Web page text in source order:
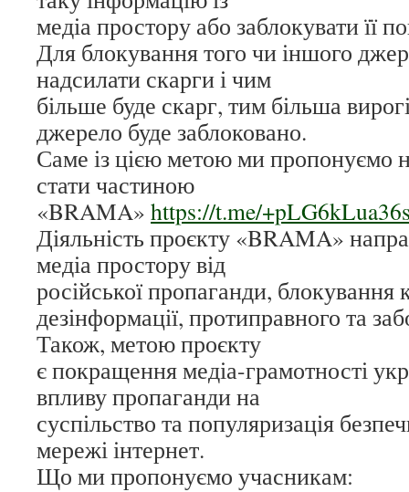
медіа простору або заблокувати її
Для блокування того чи іншого
надсилати скарги і чим
більше буде скарг, тим більша
джерело буде заблоковано.
Саме із цією метою ми пропонуємо
стати частиною
«BRAMA» https://t.me/
Діяльність проєкту «BRAMA»
медіа простору від
російської пропаганди,
дезінформації, протиправного та
Також, метою проєкту
є покращення медіа-грамотності
впливу пропаганди на
суспільство та популяризація
мережі інтернет.
Що ми пропонуємо учасникам: